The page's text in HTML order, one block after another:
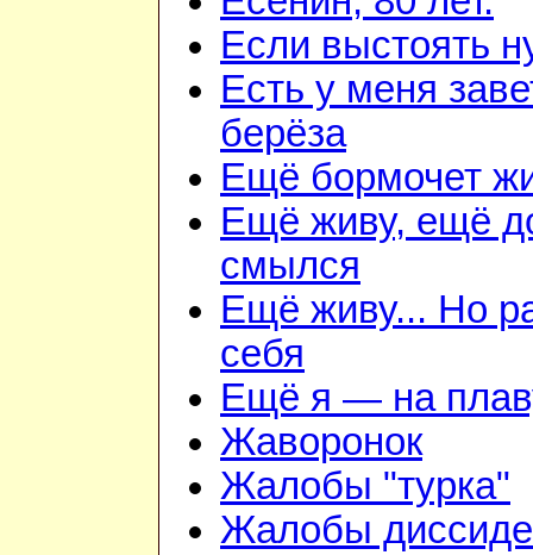
Если выстоять
Есть у меня
берёза
Ещё бормочет
Ещё живу, ещё
смылся
Ещё живу... Но
себя
Ещё я — на
Жаворонок
Жалобы "турка"
Жалобы